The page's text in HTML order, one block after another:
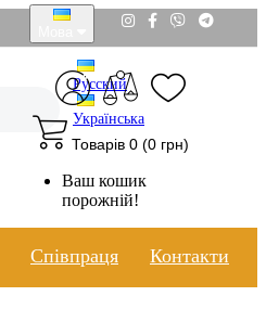
Русский
Українська
Товарів 0 (0 грн)
Ваш кошик
порожній!
Співпраця Контакти